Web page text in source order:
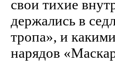
свои тихие
держались в
тропа», и
нарядов